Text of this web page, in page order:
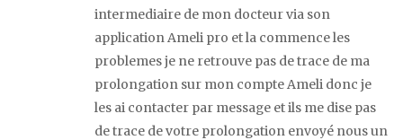
intermediaire de mon docteur via son
application Ameli pro et la commence les
problemes je ne retrouve pas de trace de ma
prolongation sur mon compte Ameli donc je
les ai contacter par message et ils me dise pas
de trace de votre prolongation envoyé nous un